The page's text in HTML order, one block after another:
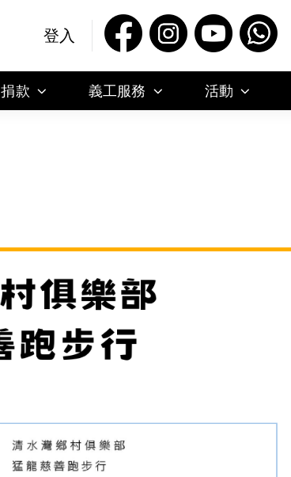
登入
捐款 義工服務 活動